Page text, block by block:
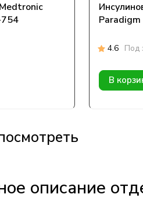
Инсулиновая
4.6 Под
В
описание